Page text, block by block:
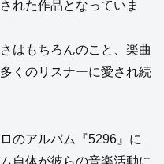
れた作品となっていま
はもちろんのこと、楽曲
くのリスナーに愛され続
のアルバム『5296』に
自体が彼らの音楽活動に